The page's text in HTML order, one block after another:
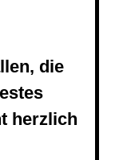
die
herzlich